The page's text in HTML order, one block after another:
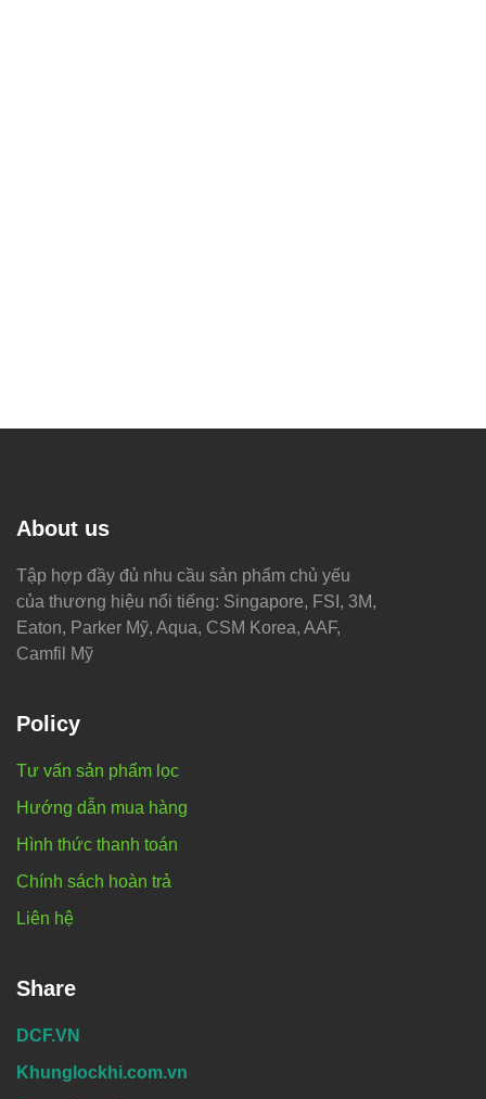
About us
Tập hợp đầy đủ nhu cầu sản phẩm chủ yếu
của thương hiệu nổi tiếng: Singapore, FSI, 3M,
Eaton, Parker Mỹ, Aqua, CSM Korea, AAF,
Camfil Mỹ
Policy
Tư vấn sản phẩm lọc
Hướng dẫn mua hàng
Hình thức thanh toán
Chính sách hoàn trả
Liên hệ
Share
DCF.VN
Khunglockhi.com.vn